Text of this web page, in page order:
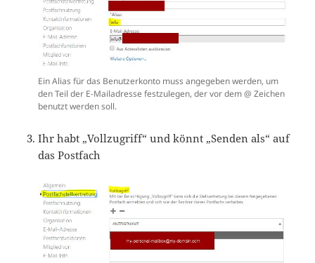
Ein Alias für das Benutzerkonto muss angegeben werden, um
den Teil der E-Mailadresse festzulegen, der vor dem @ Zeichen
benutzt werden soll.
Ihr habt „Vollzugriff“ und könnt „Senden als“ auf
das Postfach